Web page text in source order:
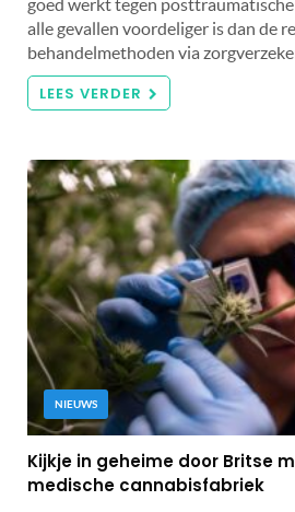
goed werkt tegen
alle gevallen voordeliger is dan de
behandelmethoden via
LEES VERDER
NIEUWS
Kijkje in geheime door Britse
medische cannabisfabriek